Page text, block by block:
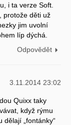
i ta verze Soft.
protože děti už
jim uvolní
líp dýchá.
Odpovědět
3.11.2014 23:02
Quixx taky
když rýmu
dělají „fontánky“